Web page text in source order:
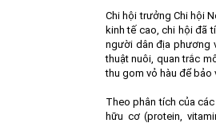
Chi hội trưởng Chi hội
kinh tế cao, chi hội đã
người dân địa phương
thuật nuôi, quan trắc
thu gom vỏ hàu để bảo
Theo phân tích của
hữu cơ (protein,